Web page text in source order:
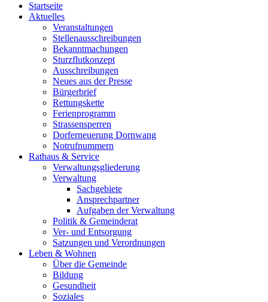
Startseite
Aktuelles
Veranstaltungen
Stellenausschreibungen
Bekanntmachungen
Sturzflutkonzept
Ausschreibungen
Neues aus der Presse
Bürgerbrief
Rettungskette
Ferienprogramm
Strassensperren
Dorferneuerung Dornwang
Notrufnummern
Rathaus & Service
Verwaltungsgliederung
Verwaltung
Sachgebiete
Ansprechpartner
Aufgaben der Verwaltung
Politik & Gemeinderat
Ver- und Entsorgung
Satzungen und Verordnungen
Leben & Wohnen
Über die Gemeinde
Bildung
Gesundheit
Soziales